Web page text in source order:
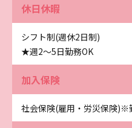
休日休暇
シフト制(週休2日制)
★週2～5日勤務OK
加入保険
社会保険(雇用・労災保険)※